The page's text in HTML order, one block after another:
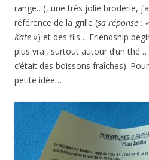
range…), une très jolie broderie,
référence de la grille (sa réponse :
Kate ») et des fils… Friendship
plus vrai, surtout autour d’un
c’était des boissons fraîches).
petite idée…